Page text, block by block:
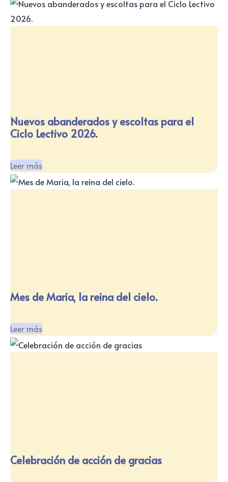
Nuevos abanderados y escoltas para el
Ciclo Lectivo 2026.
Leer más
Mes de Maria, la reina del cielo.
Leer más
Celebración de acción de gracias